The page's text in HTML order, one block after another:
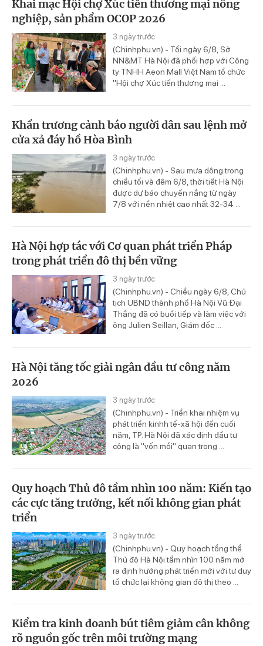
Khai mạc Hội chợ Xúc tiến thương mại nông
nghiệp, sản phẩm OCOP 2026
3 ngày trước
(Chinhphu.vn) - Tối ngày 6/8, Sở
NN&MT Hà Nội đã phối hợp với Công
ty TNHH Aeon Mall Việt Nam tổ chức
"Hội chợ Xúc tiến thương mại ...
Khẩn trương cảnh báo người dân sau lệnh mở
cửa xả đáy hồ Hòa Bình
3 ngày trước
(Chinhphu.vn) - Sau mưa dông trong
chiều tối và đêm 6/8, thời tiết Hà Nội
được dự báo chuyển nắng từ ngày
7/8 với nền nhiệt cao nhất 32-34 ...
Hà Nội hợp tác với Cơ quan phát triển Pháp
trong phát triển đô thị bền vững
3 ngày trước
(Chinhphu.vn) - Chiều ngày 6/8, Chủ
tịch UBND thành phố Hà Nội Vũ Đại
Thắng đã có buổi tiếp và làm việc với
ông Julien Seillan, Giám đốc ...
Hà Nội tăng tốc giải ngân đầu tư công năm
2026
3 ngày trước
(Chinhphu.vn) - Triển khai nhiệm vụ
phát triển kinhh tế-xã hội đến cuối
năm, TP. Hà Nội đã xác định đầu tư
công là "vốn mồi" quan trọng ...
Quy hoạch Thủ đô tầm nhìn 100 năm: Kiến tạo
các cực tăng trưởng, kết nối không gian phát
triển
3 ngày trước
(Chinhphu.vn) - Quy hoạch tổng thể
Thủ đô Hà Nội tầm nhìn 100 năm mở
ra định hướng phát triển mới với tư duy
tổ chức lại không gian đô thị theo ...
Kiểm tra kinh doanh bút tiêm giảm cân không
rõ nguồn gốc trên môi trường mạng